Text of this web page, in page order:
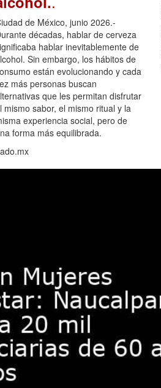
de México, junio 2026.-
décadas, hablar de cerveza
hablar inevitablemente de
Sin embargo, los hábitos de
están evolucionando y cada
más personas buscan
que les permitan disfrutar
mismo sabor, el mismo ritual y la
experiencia social, pero de
forma más equilibrada.